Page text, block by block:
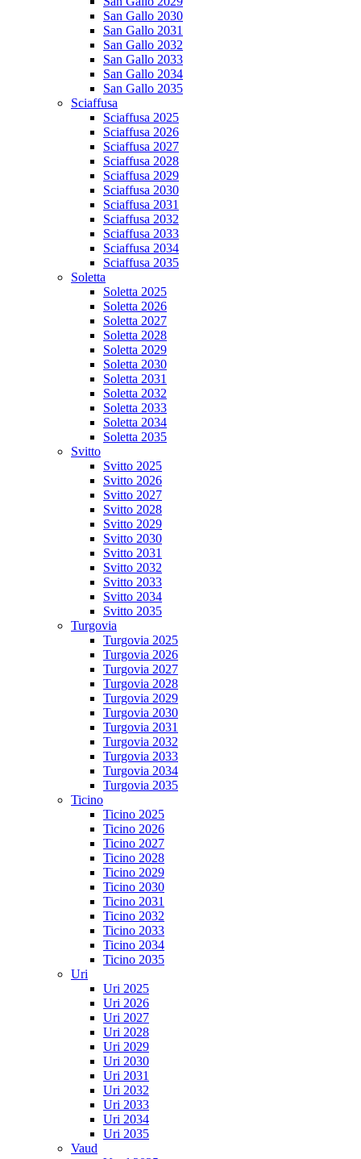
San Gallo 2030
San Gallo 2031
San Gallo 2032
San Gallo 2033
San Gallo 2034
San Gallo 2035
Sciaffusa
Sciaffusa 2025
Sciaffusa 2026
Sciaffusa 2027
Sciaffusa 2028
Sciaffusa 2029
Sciaffusa 2030
Sciaffusa 2031
Sciaffusa 2032
Sciaffusa 2033
Sciaffusa 2034
Sciaffusa 2035
Soletta
Soletta 2025
Soletta 2026
Soletta 2027
Soletta 2028
Soletta 2029
Soletta 2030
Soletta 2031
Soletta 2032
Soletta 2033
Soletta 2034
Soletta 2035
Svitto
Svitto 2025
Svitto 2026
Svitto 2027
Svitto 2028
Svitto 2029
Svitto 2030
Svitto 2031
Svitto 2032
Svitto 2033
Svitto 2034
Svitto 2035
Turgovia
Turgovia 2025
Turgovia 2026
Turgovia 2027
Turgovia 2028
Turgovia 2029
Turgovia 2030
Turgovia 2031
Turgovia 2032
Turgovia 2033
Turgovia 2034
Turgovia 2035
Ticino
Ticino 2025
Ticino 2026
Ticino 2027
Ticino 2028
Ticino 2029
Ticino 2030
Ticino 2031
Ticino 2032
Ticino 2033
Ticino 2034
Ticino 2035
Uri
Uri 2025
Uri 2026
Uri 2027
Uri 2028
Uri 2029
Uri 2030
Uri 2031
Uri 2032
Uri 2033
Uri 2034
Uri 2035
Vaud